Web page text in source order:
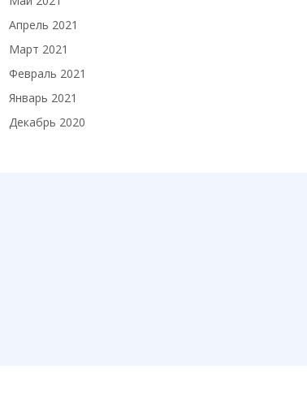
Апрель 2021
Март 2021
Февраль 2021
Январь 2021
Декабрь 2020